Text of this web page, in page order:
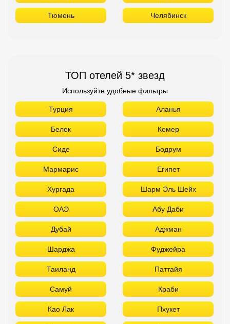
Тюмень Челябинск
ТОП отелей 5* звезд
Используйте удобные фильтры
Турция Аланья
Белек Кемер
Сиде Бодрум
Мармарис Египет
Хургада Шарм Эль Шейх
ОАЭ Абу Даби
Дубай Аджман
Шарджа Фуджейра
Таиланд Паттайя
Самуй Краби
Као Лак Пхукет